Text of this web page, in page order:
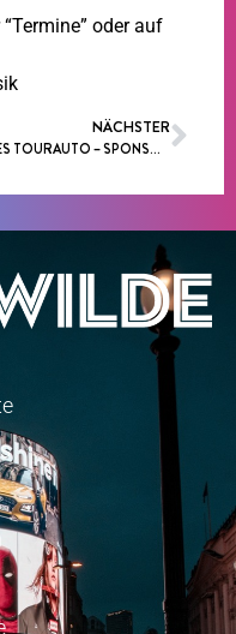
oder auf
NÄCHSTER
NEUES TOURAUTO – SPONSORING